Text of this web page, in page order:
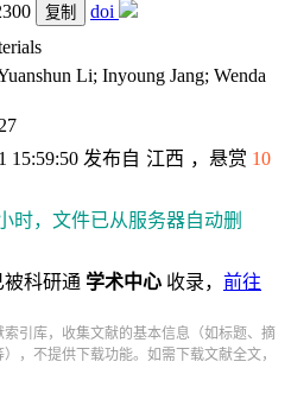
复制 doi
Li; Inyoung Jang; Wenda
15:59:50 发布自 江西 ，悬赏 10
时，文件已从服务器自动删
科研通 学术中心 收录， 前往
引库，收集文献的基本信息（如标题、摘
，不提供下载功能。如需下载文献全文，